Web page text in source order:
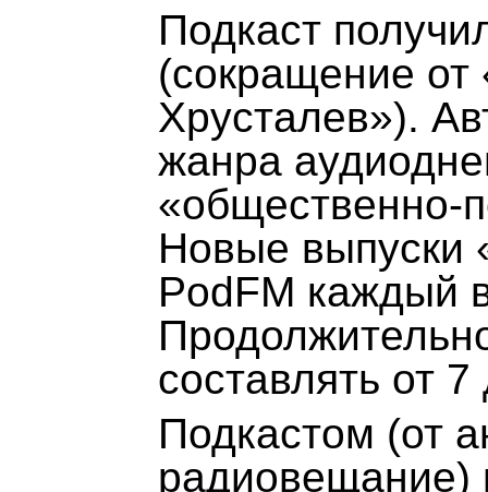
Подкаст
(сокращение
Хрусталев»).
жанра
«общественно-
Новые выпуски
PodFM каждый
составлять от
Подкастом (от
радиовещание)